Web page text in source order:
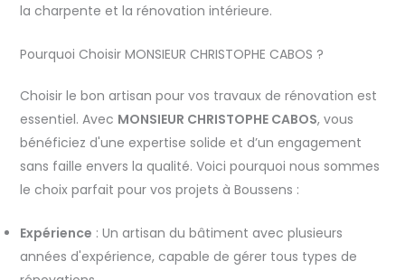
la charpente et la rénovation intérieure.
Pourquoi Choisir MONSIEUR CHRISTOPHE CABOS ?
Choisir le bon artisan pour vos travaux de rénovation est
essentiel. Avec MONSIEUR CHRISTOPHE CABOS, vous
bénéficiez d'une expertise solide et d’un engagement
sans faille envers la qualité. Voici pourquoi nous sommes
le choix parfait pour vos projets à Boussens :
Expérience : Un artisan du bâtiment avec plusieurs
années d'expérience, capable de gérer tous types de